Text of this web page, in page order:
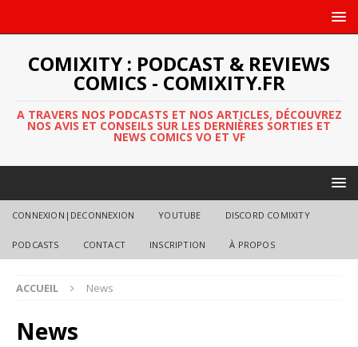
COMIXITY : PODCAST & REVIEWS
COMICS - COMIXITY.FR
A TRAVERS NOS PODCASTS ET NOS ARTICLES, DÉCOUVREZ
NOS AVIS ET CONSEILS SUR LES DERNIÈRES SORTIES ET
NEWS COMICS VO ET VF
CONNEXION|DECONNEXION YOUTUBE DISCORD COMIXITY
PODCASTS CONTACT INSCRIPTION À PROPOS
ACCUEIL News
News